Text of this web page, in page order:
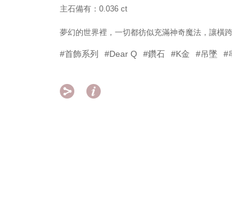
主石備有：0.036 ct
夢幻的世界裡，一切都彷似充滿神奇魔法，讓橫
#首飾系列 #Dear Q #鑽石 #K金 #吊墜 #
 